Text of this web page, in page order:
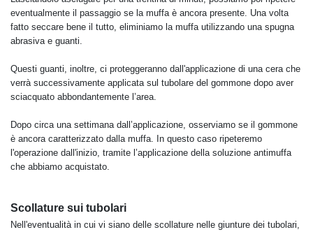
eventualmente il passaggio se la muffa è ancora presente. Una volta
fatto seccare bene il tutto, eliminiamo la muffa utilizzando una spugna
abrasiva e guanti.
Questi guanti, inoltre, ci proteggeranno dall'applicazione di una cera che
verrà successivamente applicata sul tubolare del gommone dopo aver
sciacquato abbondantemente l’area.
Dopo circa una settimana dall’applicazione, osserviamo se il gommone
è ancora caratterizzato dalla muffa. In questo caso ripeteremo
l'operazione dall'inizio, tramite l’applicazione della soluzione antimuffa
che abbiamo acquistato.
Scollature sui tubolari
Nell'eventualità in cui vi siano delle scollature nelle giunture dei tubolari,